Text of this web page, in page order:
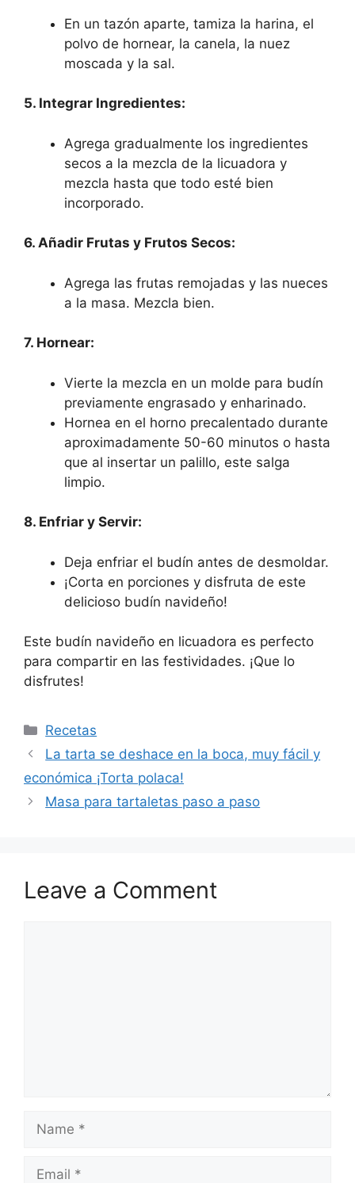
En un tazón aparte, tamiza la harina, el
polvo de hornear, la canela, la nuez
moscada y la sal.
5. Integrar Ingredientes:
Agrega gradualmente los ingredientes
secos a la mezcla de la licuadora y
mezcla hasta que todo esté bien
incorporado.
6. Añadir Frutas y Frutos Secos:
Agrega las frutas remojadas y las nueces
a la masa. Mezcla bien.
7. Hornear:
Vierte la mezcla en un molde para budín
previamente engrasado y enharinado.
Hornea en el horno precalentado durante
aproximadamente 50-60 minutos o hasta
que al insertar un palillo, este salga
limpio.
8. Enfriar y Servir:
Deja enfriar el budín antes de desmoldar.
¡Corta en porciones y disfruta de este
delicioso budín navideño!
Este budín navideño en licuadora es perfecto
para compartir en las festividades. ¡Que lo
disfrutes!
Categories
Recetas
La tarta se deshace en la boca, muy fácil y
económica ¡Torta polaca!
Masa para tartaletas paso a paso
Leave a Comment
Name
Email